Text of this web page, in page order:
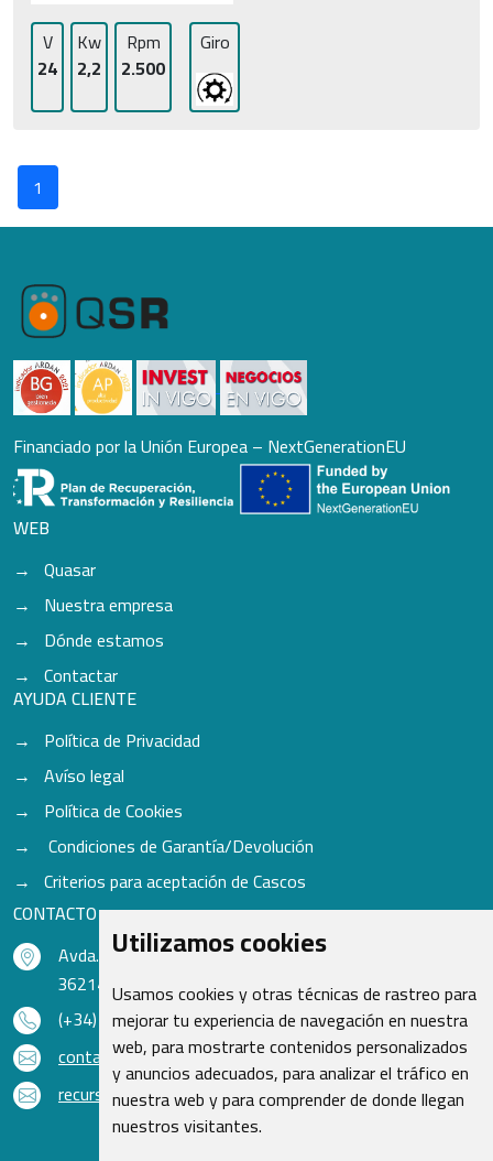
Utilizamos cookies
Usamos cookies y otras técnicas de rastreo para
mejorar tu experiencia de navegación en nuestra
web, para mostrarte contenidos personalizados
y anuncios adecuados, para analizar el tráfico en
nuestra web y para comprender de donde llegan
nuestros visitantes.
V
24
Kw
2,2
Rpm
2.500
Giro
1
Financiado por la Unión Europea – NextGenerationEU
WEB
Quasar
Nuestra empresa
Dónde estamos
Contactar
AYUDA CLIENTE
Política de Privacidad
Avíso legal
Política de Cookies
Condiciones de Garantía/Devolución
Criterios para aceptación de Cascos
CONTACTO
Avda. do Freixo - Sardoma, 13
36214 Vigo - Pontevedra - España
(+34) 986 48 16 33
contacto@qsr.es
recursoshumanos@qsr.es